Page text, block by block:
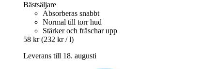
Bästsäljare
Absorberas snabbt
Normal till torr hud
Stärker och fräschar upp
58 kr (232 kr / l)
Leverans till 18. augusti